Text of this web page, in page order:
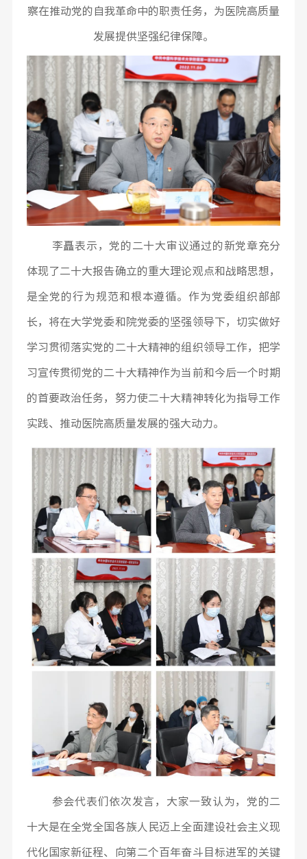
察在推动党的自我革命中的职责任务，为医院高质量
发展提供坚强纪律保障。
李矗表示，党的二十大审议通过的新党章充分
体现了二十大报告确立的重大理论观点和战略思想，
是全党的行为规范和根本遵循。作为党委组织部部
长，将在大学党委和院党委的坚强领导下，切实做好
学习贯彻落实党的二十大精神的组织领导工作，把学
习宣传贯彻党的二十大精神作为当前和今后一个时期
的首要政治任务，努力使二十大精神转化为指导工作
实践、推动医院高质量发展的强大动力。
参会代表们依次发言，大家一致认为，党的二
十大是在全党全国各族人民迈上全面建设社会主义现
代化国家新征程、向第二个百年奋斗目标进军的关键